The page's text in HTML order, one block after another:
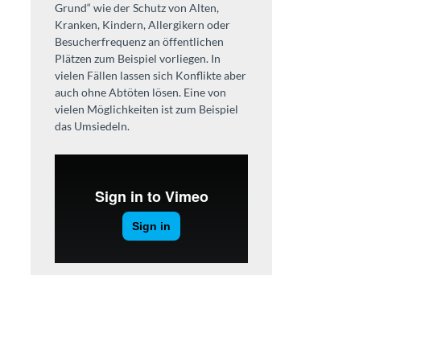
Grund“ wie der Schutz von Alten,
Kranken, Kindern, Allergikern oder
Besucherfrequenz an öffentlichen
Plätzen zum Beispiel vorliegen. In
vielen Fällen lassen sich Konflikte aber
auch ohne Abtöten lösen. Eine von
vielen Möglichkeiten ist zum Beispiel
das Umsiedeln.